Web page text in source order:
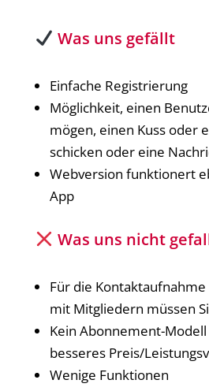
Was uns gefällt
Einfache Registrierung
Möglichkeit, einen
mögen, einen Kuss oder
schicken oder eine
Webversion funktionert
App
Was uns nicht
Für die
mit Mitgliedern müssen
Kein Abonnement-
besseres Preis/
Wenige Funktionen